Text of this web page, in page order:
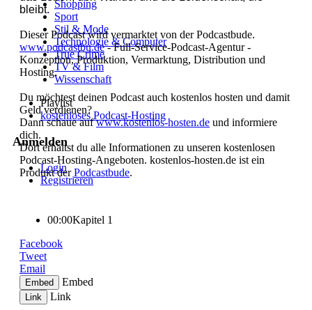
Shopping
Sport
Stil & Mode
Technologie & Computer
True Crime
TV & Film
Wissenschaft
Playlist
kostenloses Podcast-Hosting
Anmelden
Login
Registrieren
bleibt.
Dieser Podcast wird vermarktet von der Podcastbude.
www.podcastbu.de- Full-Service-Podcast-Agentur -
Konzeption, Produktion, Vermarktung, Distribution und
Hosting.
Du möchtest deinen Podcast auch kostenlos hosten und damit
Geld verdienen?
Dann schaue aufwww.kostenlos-hosten.de und informiere
dich.
Dort erhältst du alle Informationen zu unseren kostenlosen
Podcast-Hosting-Angeboten. kostenlos-hosten.de ist ein
Produkt derPodcastbude.
00:00Kapitel 1
Facebook
Tweet
Email
Embed Embed
Link Link